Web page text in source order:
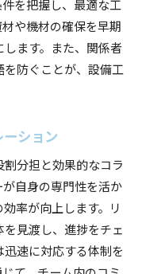
を把握し、最適な工
や機材の確保を早期
ます。また、関係者
防ぐことが、設備工
ション
分担と効果的なコラ
自身の専門性を活か
率が向上します。リ
見渡し、進捗をチェ
速に対応する体制を